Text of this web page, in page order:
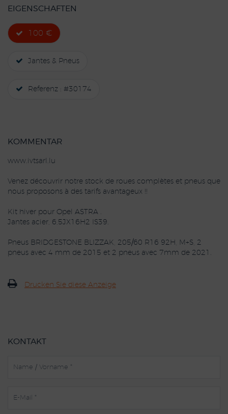
EIGENSCHAFTEN
100 €
Jantes & Pneus
Referenz : #30174
KOMMENTAR
www.ivtsarl.lu
Venez découvrir notre stock de roues complètes et pneus que
nous proposons à des tarifs avantageux !!
Kit hiver pour Opel ASTRA .
Jantes acier, 6,5JX16H2 IS39.
Pneus BRIDGESTONE BLIZZAK, 205/60 R16 92H, M+S, 2
pneus avec 4 mm de 2015 et 2 pneus avec 7mm de 2021.
Drucken Sie diese Anzeige
KONTAKT